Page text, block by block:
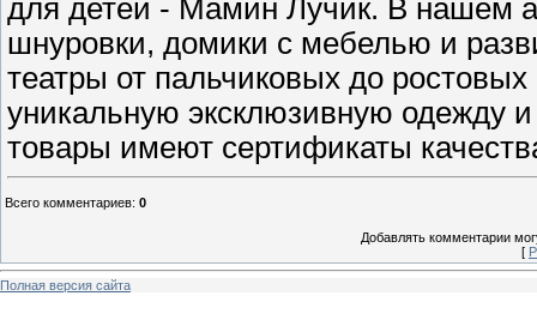
для детей - Мамин Лучик. В нашем
шнуровки, домики с мебелью и
театры от пальчиковых до
уникальную эксклюзивную одежду
товары имеют сертификаты
Всего комментариев: 0
Добавлять комментарии
[
Полная версия сайта